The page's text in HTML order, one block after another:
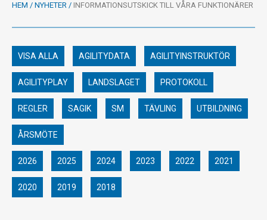
HEM / NYHETER / INFORMATIONSUTSKICK TILL VÅRA FUNKTIONÄRER
VISA ALLA AGILITYDATA AGILITYINSTRUKTÖR
AGILITYPLAY LANDSLAGET PROTOKOLL
REGLER SAGIK SM TÄVLING UTBILDNING
ÅRSMÖTE
2026 2025 2024 2023 2022 2021
2020 2019 2018